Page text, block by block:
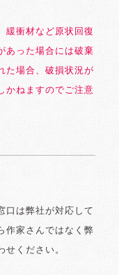
緩衝材など原状回復
あった場合には破棄
た場合、破損状況が
かねますのでご注意
口は弊社が対応して
作家さんではなく弊
せください。